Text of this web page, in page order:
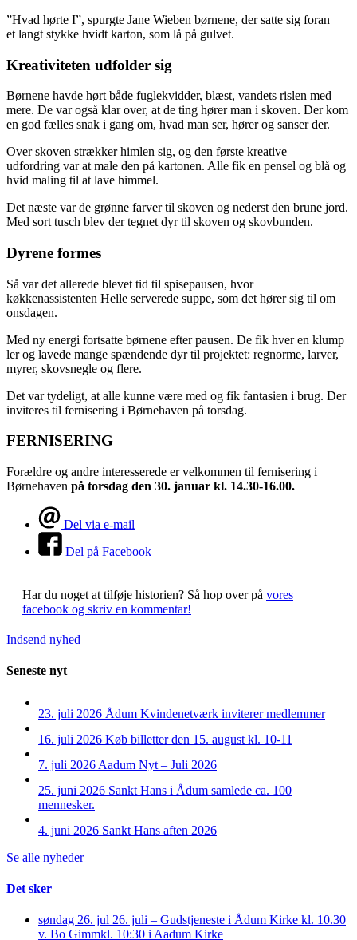
”Hvad hørte I”, spurgte Jane Wieben børnene, der satte sig foran
et langt stykke hvidt karton, som lå på gulvet.
Kreativiteten udfolder sig
Børnene havde hørt både fuglekvidder, blæst, vandets rislen med
mere. De var også klar over, at de ting hører man i skoven. Der kom
en god fælles snak i gang om, hvad man ser, hører og sanser der.
Over skoven strækker himlen sig, og den første kreative
udfordring var at male den på kartonen. Alle fik en pensel og blå og
hvid maling til at lave himmel.
Det næste var de grønne farver til skoven og nederst den brune jord.
Med sort tusch blev der tegnet dyr til skoven og skovbunden.
Dyrene formes
Så var det allerede blevet tid til spisepausen, hvor
køkkenassistenten Helle serverede suppe, som det hører sig til om
onsdagen.
Med ny energi fortsatte børnene efter pausen. De fik hver en klump
ler og lavede mange spændende dyr til projektet: regnorme, larver,
myrer, skovsnegle og flere.
Det var tydeligt, at alle kunne være med og fik fantasien i brug. Der
inviteres til fernisering i Børnehaven på torsdag.
FERNISERING
Forældre og andre interesserede er velkommen til fernisering i
Børnehaven på torsdag den 30. januar kl. 14.30-16.00.
Del via e-mail
Del på Facebook
Har du noget at tilføje historien? Så hop over på vores
facebook og skriv en kommentar!
Indsend nyhed
Seneste nyt
23. juli 2026 Ådum Kvindenetværk inviterer medlemmer
16. juli 2026 Køb billetter den 15. august kl. 10-11
7. juli 2026 Aadum Nyt – Juli 2026
25. juni 2026 Sankt Hans i Ådum samlede ca. 100
mennesker.
4. juni 2026 Sankt Hans aften 2026
Se alle nyheder
Det sker
søndag 26. jul 26. juli – Gudstjeneste i Ådum Kirke kl. 10.30
v. Bo Gimmkl. 10:30 i Aadum Kirke